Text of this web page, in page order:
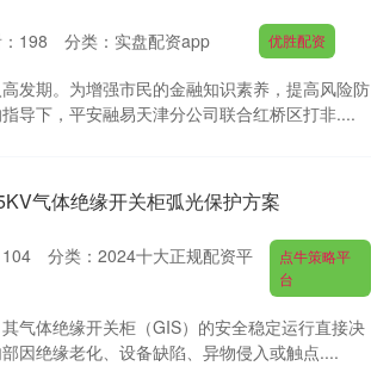
198 分类： 实盘配资app 优胜配资
发期。为增强市民的金融知识素养，提高风险防
导下，平安融易天津分公司联合红桥区打非....
气体绝缘开关柜弧光保护方案
104 分类： 2024十大正规配资平
点牛策略平
台
气体绝缘开关柜（GIS）的安全稳定运行直接决
因绝缘老化、设备缺陷、异物侵入或触点....